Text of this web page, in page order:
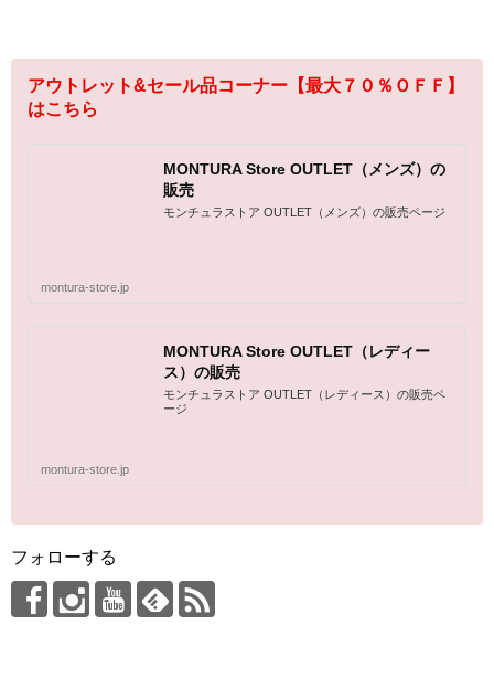
アウトレット&セール品コーナー【最大７０％ＯＦＦ】
はこちら
MONTURA Store OUTLET（メンズ）の
販売
モンチュラストア OUTLET（メンズ）の販売ページ
montura-store.jp
MONTURA Store OUTLET（レディー
ス）の販売
モンチュラストア OUTLET（レディース）の販売ペ
ージ
montura-store.jp
フォローする